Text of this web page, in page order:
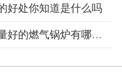
好处你知道是什么吗
气锅炉有哪些不一样呢？